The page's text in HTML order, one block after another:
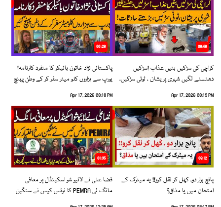
08:48
کراچی کی سڑکیں بنیں عذاب !سڑکیں
دھنسنے لگیں شہری پریشان ، ٹوٹی سڑکیں،
Apr 17, 2026 08:19 PM
06:28
پاکستانی نژاد خاتون بائیکر کا منفرد کارنامہ!
یورپ سے ہزاروں کلو میٹر سفر کر کے وطن پہنچ
Apr 17, 2026 08:18 PM
09:12
پانچ ہزار دو، کھل کر نقل کرو!! یہ میٹرک کے
امتحان میں یا مذاق؟
01:35
فضا علی نے لائیو شو اسکینڈل پر معافی
مانگ لی PEMRA کا نوٹس کیس نے سنگین